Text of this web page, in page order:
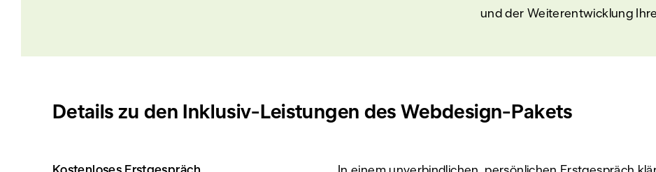
und der Weiterentwicklung
Details zu den Inklusiv-Leistungen des Webdesign-Pakets